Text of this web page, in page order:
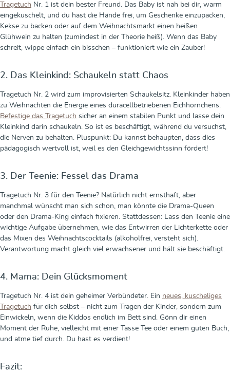
Tragetuch Nr. 1 ist dein bester Freund. Das Baby ist nah bei dir, warm
eingekuschelt, und du hast die Hände frei, um Geschenke einzupacken,
Kekse zu backen oder auf dem Weihnachtsmarkt einen heißen
Glühwein zu halten (zumindest in der Theorie heiß). Wenn das Baby
schreit, wippe einfach ein bisschen – funktioniert wie ein Zauber!
2. Das Kleinkind: Schaukeln statt Chaos
Tragetuch Nr. 2 wird zum improvisierten Schaukelsitz. Kleinkinder haben
zu Weihnachten die Energie eines duracellbetriebenen Eichhörnchens.
Befestige das Tragetuch sicher an einem stabilen Punkt und lasse dein
Kleinkind darin schaukeln. So ist es beschäftigt, während du versuchst,
die Nerven zu behalten. Pluspunkt: Du kannst behaupten, dass dies
pädagogisch wertvoll ist, weil es den Gleichgewichtssinn fördert!
3. Der Teenie: Fessel das Drama
Tragetuch Nr. 3 für den Teenie? Natürlich nicht ernsthaft, aber
manchmal wünscht man sich schon, man könnte die Drama-Queen
oder den Drama-King einfach fixieren. Stattdessen: Lass den Teenie eine
wichtige Aufgabe übernehmen, wie das Entwirren der Lichterkette oder
das Mixen des Weihnachtscocktails (alkoholfrei, versteht sich).
Verantwortung macht gleich viel erwachsener und hält sie beschäftigt.
4. Mama: Dein Glücksmoment
Tragetuch Nr. 4 ist dein geheimer Verbündeter. Ein neues, kuscheliges
Tragetuch für dich selbst – nicht zum Tragen der Kinder, sondern zum
Einwickeln, wenn die Kiddos endlich im Bett sind. Gönn dir einen
Moment der Ruhe, vielleicht mit einer Tasse Tee oder einem guten Buch,
und atme tief durch. Du hast es verdient!
Fazit: